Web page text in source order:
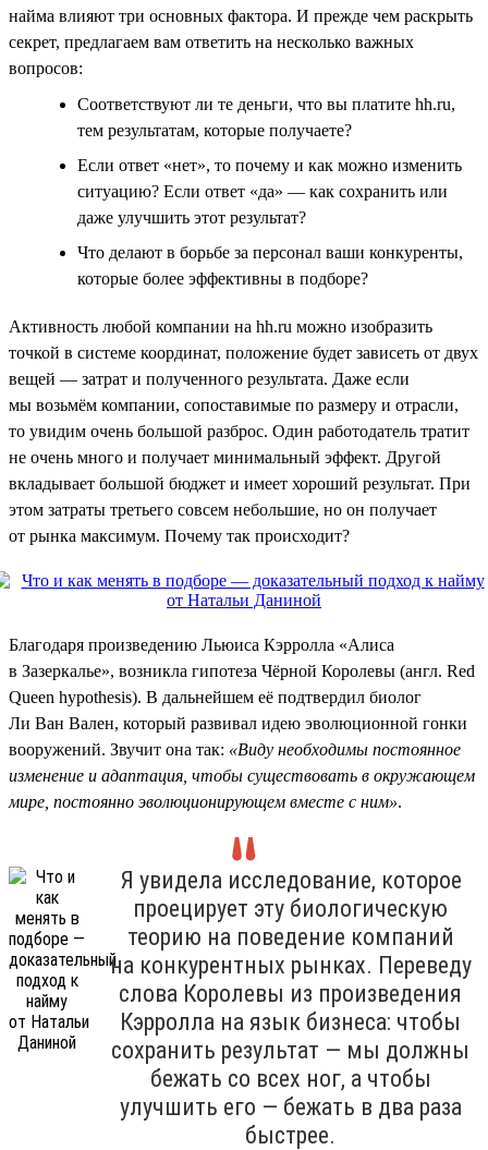
найма влияют три основных фактора. И прежде чем раскрыть
секрет, предлагаем вам ответить на несколько важных
вопросов:
Соответствуют ли те деньги, что вы платите hh.ru,
тем результатам, которые получаете?
Если ответ «нет», то почему и как можно изменить
ситуацию? Если ответ «да» — как сохранить или
даже улучшить этот результат?
Что делают в борьбе за персонал ваши конкуренты,
которые более эффективны в подборе?
Активность любой компании на hh.ru можно изобразить
точкой в системе координат, положение будет зависеть от двух
вещей — затрат и полученного результата. Даже если
мы возьмём компании, сопоставимые по размеру и отрасли,
то увидим очень большой разброс. Один работодатель тратит
не очень много и получает минимальный эффект. Другой
вкладывает большой бюджет и имеет хороший результат. При
этом затраты третьего совсем небольшие, но он получает
от рынка максимум. Почему так происходит?
Благодаря произведению Льюиса Кэрролла «Алиса
в Зазеркалье», возникла гипотеза Чёрной Королевы (англ. Red
Queen hypothesis). В дальнейшем её подтвердил биолог
Ли Ван Вален, который развивал идею эволюционной гонки
вооружений. Звучит она так: «Виду необходимы постоянное
изменение и адаптация, чтобы существовать в окружающем
мире, постоянно эволюционирующем вместе с ним».
Я увидела исследование, которое
проецирует эту биологическую
теорию на поведение компаний
на конкурентных рынках. Переведу
слова Королевы из произведения
Кэрролла на язык бизнеса: чтобы
сохранить результат — мы должны
бежать со всех ног, а чтобы
улучшить его — бежать в два раза
быстрее.